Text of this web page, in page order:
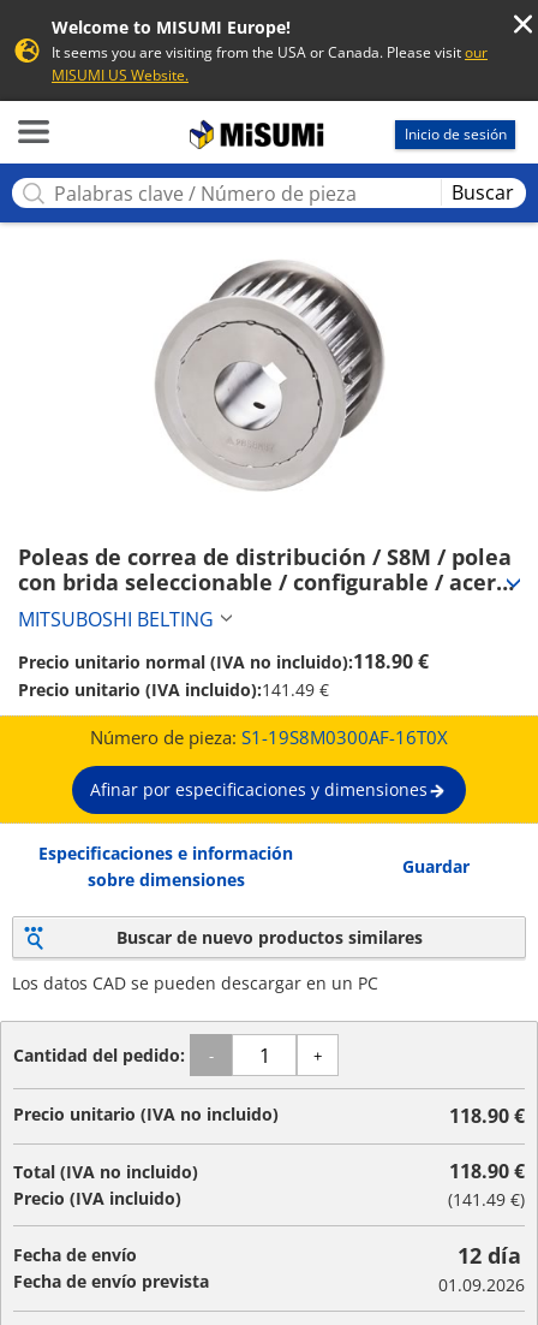
Welcome to MISUMI Europe!
It seems you are visiting from the USA or Canada. Please visitour
MISUMI US Website.
Inicio de sesión
Buscar
Poleas de correa de distribución / S8M / polea
con brida seleccionable / configurable / acero
/ bruñido, niquelado químicamente / S8M0300
(S1-19S8M0300AF-16T0X)
MITSUBOSHI BELTING
Precio unitario normal (IVA no incluido):118.90 €
Precio unitario (IVA incluido):141.49 €
Número de pieza: S1-19S8M0300AF-16T0X
Afinar por especificaciones y dimensiones
Especificaciones e información
sobre dimensiones
Guardar
Buscar de nuevo productos similares
Los datos CAD se pueden descargar en un PC
Cantidad del pedido: - +
Precio unitario (IVA no incluido) 118.90 €
Total (IVA no incluido)
Precio (IVA incluido)
118.90 €
(141.49 €)
Fecha de envío
Fecha de envío prevista
12 día
01.09.2026